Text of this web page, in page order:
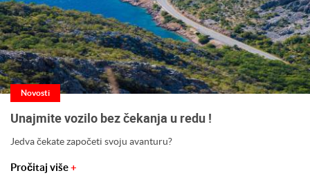
Novosti
Unajmite vozilo bez čekanja u redu !
Jedva čekate započeti svoju avanturu?
Pročitaj više+